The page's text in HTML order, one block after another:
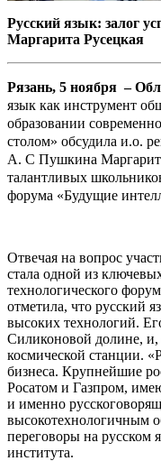
Русский язык: залог
Маргарита Русецкая
Рязань, 5 ноября –
язык как инструмент
образовании
столом» обсудила и.о.
А. С Пушкина
талантливых
форума «Будущие
Отвечая на вопрос
стала одной из
технологического
отметила, что русский
высоких технологий.
Силиконовой долине,
космической станции.
бизнеса. Крупнейшие
Росатом и Газпром,
и именно
высокотехнологичным
переговоры на русском
института.